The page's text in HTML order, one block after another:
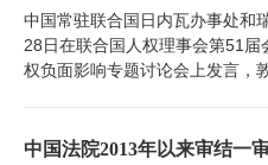
中国常驻联合国日内瓦办事处和
28日在联合国人权理事会第51届
权负面影响专题讨论会上发言，
中国法院2013年以来审结一